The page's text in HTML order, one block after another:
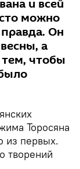
и всей
можно
правда. Он
а
чтобы
Торосяна
из первых.
творений